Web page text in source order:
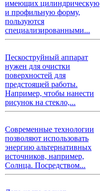
имеющих цилиндрическую
и профильную форму,
пользуются
специализированными...
Пескоструйный аппарат
нужен для очистки
поверхностей для
предстоящей работы.
Например, чтобы нанести
рисунок на стекло,...
Современные технологии
позволяют использовать
энергию альтернативных
источников, например,
Солнца. Посредством...